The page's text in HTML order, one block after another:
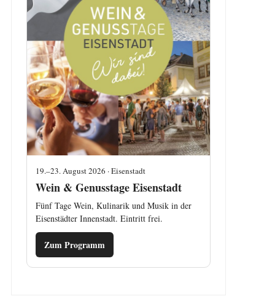
19.–23. August 2026 · Eisenstadt
Wein & Genusstage Eisenstadt
Fünf Tage Wein, Kulinarik und Musik in der
Eisenstädter Innenstadt. Eintritt frei.
Zum Programm